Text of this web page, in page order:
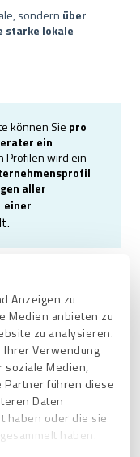
Anzeigen zu
Medien anbieten zu
zu analysieren.
Ihrer Verwendung
soziale Medien,
Partner führen diese
Daten
haben oder die sie
haben.
sondern über
starke lokale
können Sie pro
ein
Profilen wird ein
aller
einer